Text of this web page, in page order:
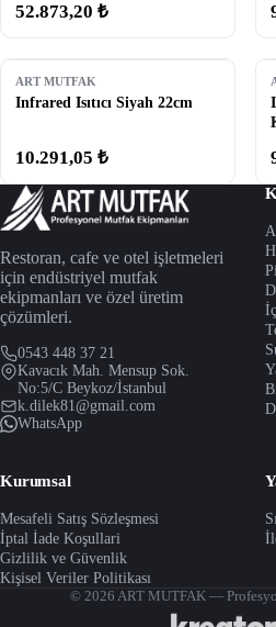
52.873,20 ₺
ART MUTFAK
Infrared Isıtıcı Siyah 22cm
10.291,05 ₺
Restoran, cafe ve otel işletmeleri
için endüstriyel mutfak
ekipmanları ve özel üretim
çözümleri.
0543 448 37 21
Kavacık Mah. Mensup Sok.
No:5/C Beykoz/İstanbul
k.dilek81@gmail.com
WhatsApp
Kurumsal
Mesafeli Satış Sözleşmesi
İptal İade Koşullari
Gizlilik ve Güvenlik
Kişisel Veriler Politikası
© 2026 ART MUTFAK —